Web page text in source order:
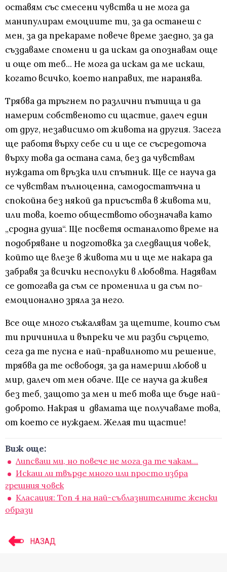
оставям със смесени чувства и не мога да
манипулирам емоциите ти, за да останеш с
мен, за да прекараме повече време заедно, за да
създаваме спомени и да искам да опознавам още
и още от теб... Не мога да искам да ме искаш,
когато всичко, което направих, те наранява.
Трябва да тръгнем по различни пътища и да
намерим собственото си щастие, далеч един
от друг, независимо от живота на другия. Засега
ще работя върху себе си и ще се съсредоточа
върху това да остана сама, без да чувствам
нуждата от връзка или спътник. Ще се науча да
се чувствам пълноценна, самодостатъчна и
спокойна без някой да присъства в живота ми,
или това, което обществото обозначава като
„сродна душа“. Ще посветя останалото време на
подобряване и подготовка за следващия човек,
който ще влезе в живота ми и ще ме накара да
забравя за всички несполуки в любовта. Надявам
се дотогава да съм се променила и да съм по-
емоционално зряла за него.
Все още много съжалявам за щетите, които съм
ти причинила и въпреки че ми разби сърцето,
сега да те пусна е най-правилното ми решение,
трябва да те освободя, за да намериш любов и
мир, далеч от мен обаче. Ще се науча да живея
без теб, защото за мен и теб това ще бъде най-
доброто. Накрая и двамата ще получаваме това,
от което се нуждаем. Желая ти щастие!
Виж още:
Липсваш ми, но повече не мога да те чакам...
Искаш ли твърде много или просто избра
грешния човек
Класация: Топ 4 на най-съблазнителните женски
образи
НАЗАД